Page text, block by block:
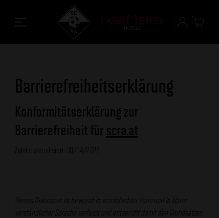
Barrierefreiheitserklärung
Konformitätserklärung zur
Barrierefreiheit für scra.at
Zuletzt aktualisiert: 30/04/2026
Dieses Dokument ist bewusst in vereinfachter Form und in klarer,
verständlicher Sprache verfasst und entspricht damit den Grundsätzen